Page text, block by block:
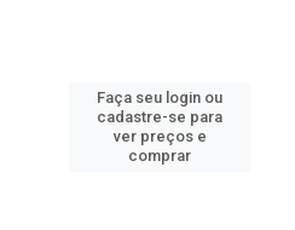
Faça seu login ou
cadastre-se para
ver preços e
comprar